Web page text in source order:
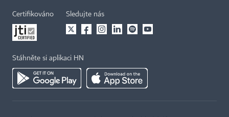
Certifikováno Sledujte nás
Stáhněte si aplikaci HN